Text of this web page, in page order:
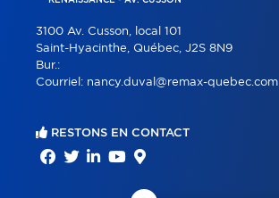
3100 Av. Cusson, local 101
Saint-Hyacinthe, Québec, J2S 8N9
Bur.:
Courriel: nancy.duval@remax-quebec.com
RESTONS EN CONTACT